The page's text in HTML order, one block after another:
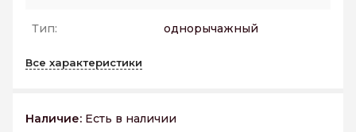
Тип: однорычажный
Все характеристики
Наличие: Есть в наличии